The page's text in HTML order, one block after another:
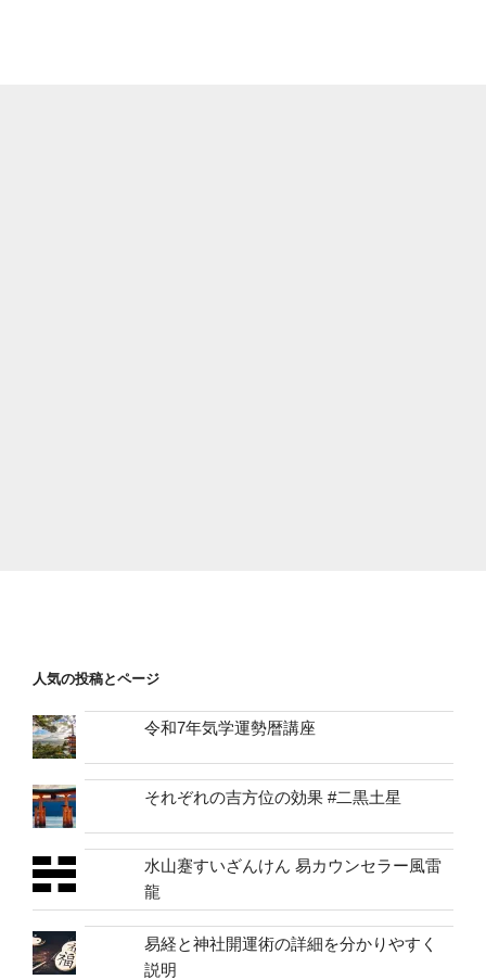
人気の投稿とページ
令和7年気学運勢暦講座
それぞれの吉方位の効果 #二黒土星
水山蹇すいざんけん 易カウンセラー風雷
龍
易経と神社開運術の詳細を分かりやすく
説明